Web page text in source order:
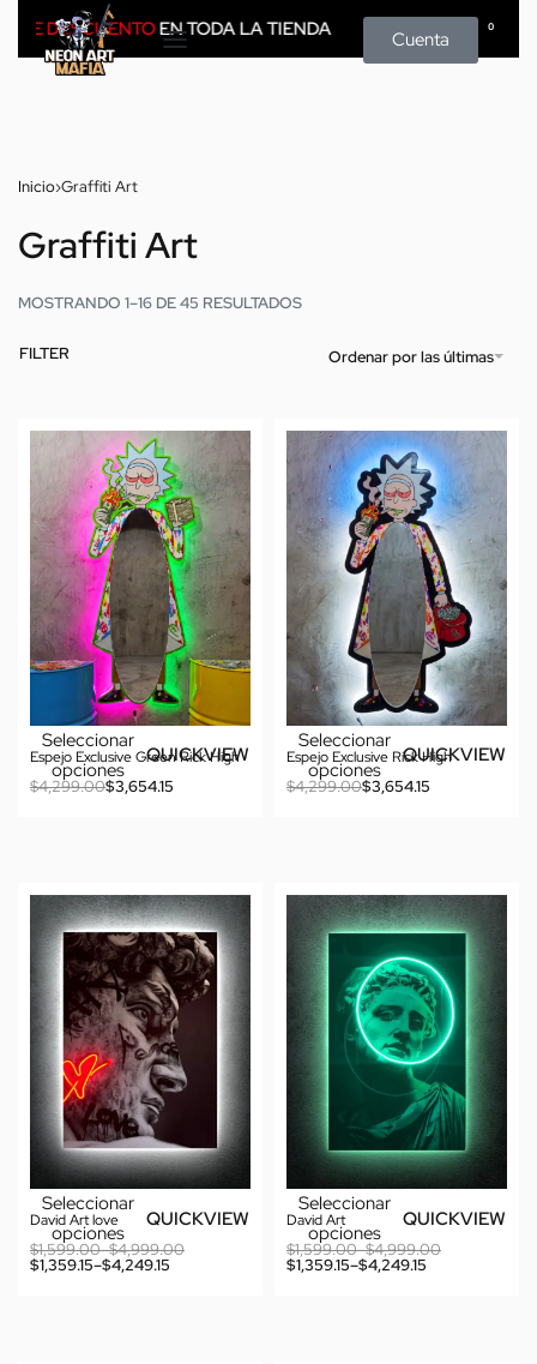
DE DESCUENTOEN TODA LA TIENDA Cuenta
0
Inicio›Graffiti Art
Graffiti Art
MOSTRANDO 1–16 DE 45 RESULTADOS
Ordenar por las últimas
FILTER
Seleccionar
opciones
QUICKVIEW
Espejo Exclusive Green Rick High
$4,299.00$3,654.15
Seleccionar
opciones
QUICKVIEW
Espejo Exclusive Rick High
$4,299.00$3,654.15
Seleccionar
opciones
QUICKVIEW
David Art love
$1,599.00–$4,999.00
$1,359.15–$4,249.15
Seleccionar
opciones
QUICKVIEW
David Art
$1,599.00–$4,999.00
$1,359.15–$4,249.15